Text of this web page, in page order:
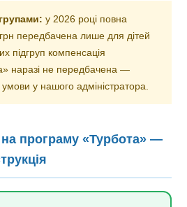
у 2026 році повна
передбачена лише для дітей
підгруп компенсація
наразі не передбачена —
у нашого адміністратора.
програму «Турбота» —